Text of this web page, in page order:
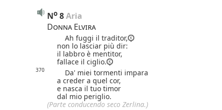
No 8 Aria
Donna Elvira
Ah fuggi il traditor,
non lo lasciar più dir:
il labbro è mentitor,
fallace il ciglio.
370
Da' miei tormenti impara
a creder a quel cor,
e nasca il tuo timor
dal mio periglio.
(Parte conducendo seco Zerlina.)